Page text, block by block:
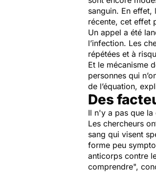
sanguin. En effet,
récente, cet effet
Un appel a été
l’infection. Les
répétées et à
Et le mécanisme
personnes qui
de l’équation,
Des
Il n'y a pas que
Les chercheurs
sang qui visent
forme peu
anticorps contre
comprendre",